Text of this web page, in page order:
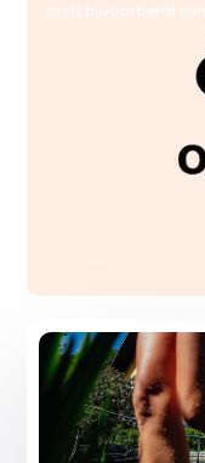
zoals bijvoorbeeld